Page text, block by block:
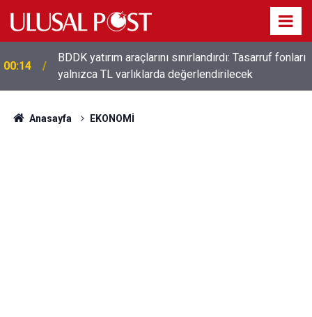
00:14
BDDK yatırım araçlarını sınırlandırdı: Tasarruf fonları
yalnızca TL varlıklarda değerlendirilecek
Anasayfa EKONOMİ